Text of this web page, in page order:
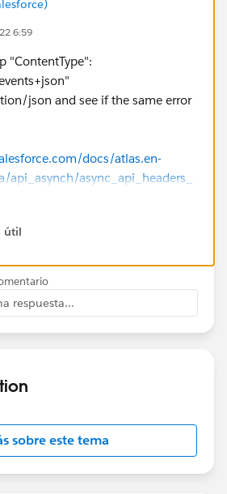
{
cloudevents+json"
"0032z000008cA7AAAU",
e532-bb92-4606092828aa",
cloudevents+json"
6:59
"ContentType":
json and see if the same error
docs/atlas.en-
api_asynch/async_api_headers_
(XML is the preferred
is the preferred format. Except
responses are returned in XML.)
útil
respuesta...
sobre este tema